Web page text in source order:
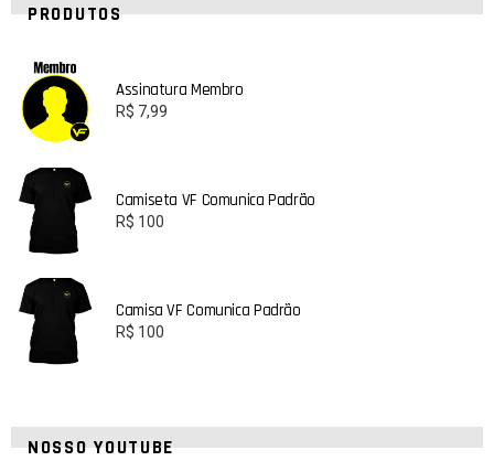
PRODUTOS
Assinatura Membro
R$ 7,99
Camiseta VF Comunica Padrão
R$ 100
Camisa VF Comunica Padrão
R$ 100
NOSSO YOUTUBE